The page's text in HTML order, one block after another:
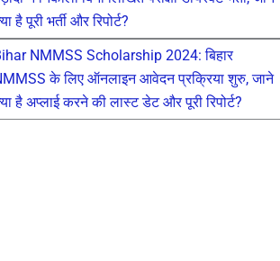
है पूरी भर्ती और रिपोर्ट?
NMMSS Scholarship 2024: बिहार
के लिए ऑनलाइन आवेदन प्रक्रिया शुरु, जाने
है अप्लाई करने की लास्ट डेट और पूरी रिपोर्ट?